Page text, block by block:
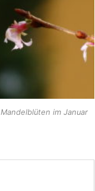
Mandelblüten im Januar